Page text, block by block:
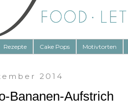
Rezepte Cake Pops Motivtorten
2014
Bananen-Aufstrich